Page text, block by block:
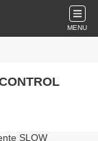
MENU